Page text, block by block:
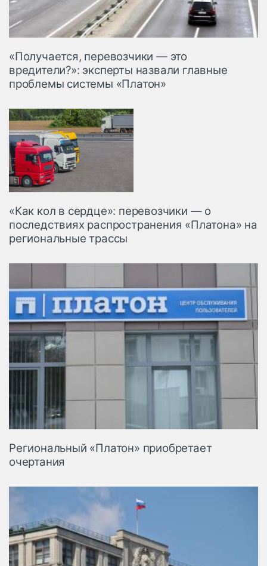
«Получается, перевозчики — это
вредители?»: эксперты назвали главные
проблемы системы «Платон»
«Как кол в сердце»: перевозчики — о
последствиях распространения «Платона» на
региональные трассы
Региональный «Платон» приобретает
очертания